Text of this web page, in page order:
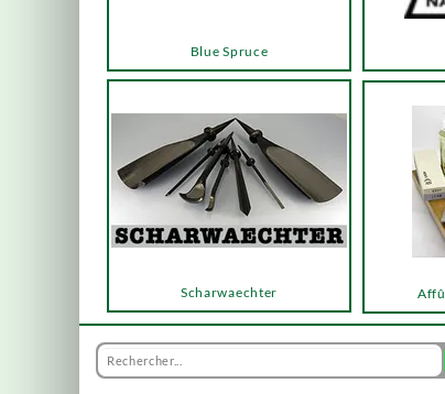
Blue Spruce
Scharwaechter